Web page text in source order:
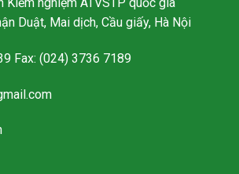
Duật, Mai dịch, Cầu giấy, Hà Nội
Fax: (024) 3736 7189